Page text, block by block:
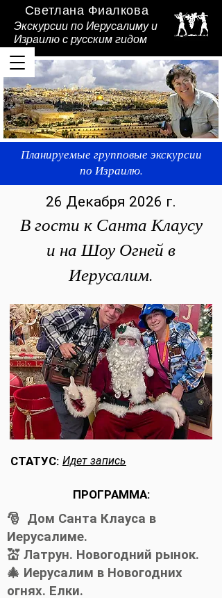
Светлана Фиалкова
Экскурсии по Иерусалиму и
Израилю с русским гидом
Светлана Фиалкова - Ваш гид в
Израиле.
Планируемые групповые экскурсии
по Израилю.
26 Декабря 2026 г.
В гости к Санта Клаусу
и на Шоу Огней в
Иерусалим.
СТАТУС: Идет запись
ПРОГРАММА:
🎅 Дом Санта Клауса в
Иерусалиме.
💒 Латрун. Новогодний рынок.
🎄 Иерусалим в Новогодних
огнях. Елки.